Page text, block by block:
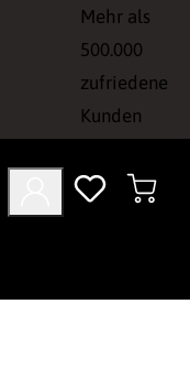
Mehr als
500.000
zufriedene
Kunden